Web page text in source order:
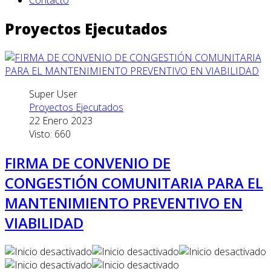
Proyectos Ejecutados
Super User
Proyectos Ejecutados
22 Enero 2023
Visto: 660
FIRMA DE CONVENIO DE
CONGESTIÓN COMUNITARIA PARA EL
MANTENIMIENTO PREVENTIVO EN
VIABILIDAD